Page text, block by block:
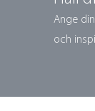
Ange
och